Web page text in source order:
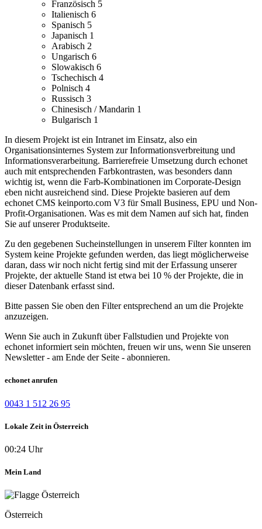
Französisch 5
Italienisch 6
Spanisch 5
Japanisch 1
Arabisch 2
Ungarisch 6
Slowakisch 6
Tschechisch 4
Polnisch 4
Russisch 3
Chinesisch / Mandarin 1
Bulgarisch 1
In diesem Projekt ist ein Intranet im Einsatz, also ein
Organisationsinternes System zur Informationsverbreitung und
Informationsverarbeitung. Barrierefreie Umsetzung durch echonet
auch mit entsprechenden Farbkontrasten, was besonders dann
wichtig ist, wenn die Farb-Kombinationen im Corporate-Design
eben nicht ausreichend sind. Diese Projekte basieren auf dem
echonet CMS keinporto.com V3 für Small Business, EPU und Non-
Profit-Organisationen. Was es mit dem Namen auf sich hat, finden
Sie auf unserer Produktseite.
Zu den gegebenen Sucheinstellungen in unserem Filter konnten im
System keine Projekte gefunden werden, das liegt möglicherweise
daran, dass wir noch nicht fertig sind mit der Erfassung unserer
Projekte, der aktuelle Stand ist etwa bei 10 % der Projekte, die in
dieser Datenbank erfasst sind.
Bitte passen Sie oben den Filter entsprechend an um die Projekte
anzuzeigen.
Wenn Sie auch in Zukunft über Fallstudien und Projekte von
echonet informiert sein möchten, freuen wir uns, wenn Sie unseren
Newsletter - am Ende der Seite - abonnieren.
echonet anrufen
0043 1 512 26 95
Lokale Zeit in Österreich
00:24 Uhr
Mein Land
Österreich